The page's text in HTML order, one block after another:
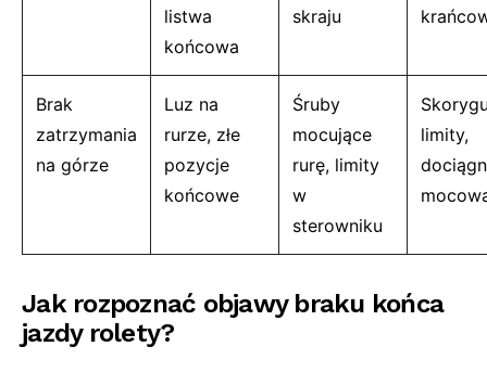
listwa
końcowa
skraju
Brak
zatrzymania
na górze
Luz na
rurze, złe
pozycje
końcowe
Śruby
mocujące
rurę, limity
w
sterowniku
limity,
Jak rozpoznać objawy braku końca
jazdy rolety?